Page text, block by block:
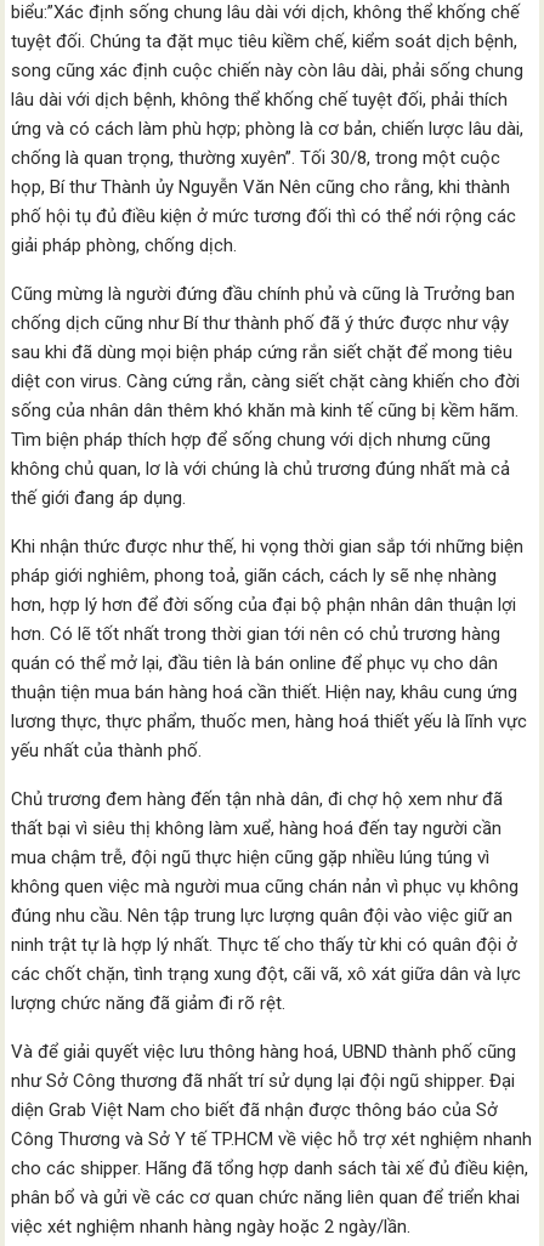
biểu:”Xác định sống chung lâu dài với dịch, không thể khống chế
tuyệt đối. Chúng ta đặt mục tiêu kiềm chế, kiểm soát dịch bệnh,
song cũng xác định cuộc chiến này còn lâu dài, phải sống chung
lâu dài với dịch bệnh, không thể khống chế tuyệt đối, phải thích
ứng và có cách làm phù hợp; phòng là cơ bản, chiến lược lâu dài,
chống là quan trọng, thường xuyên”. Tối 30/8, trong một cuộc
họp, Bí thư Thành ủy Nguyễn Văn Nên cũng cho rằng, khi thành
phố hội tụ đủ điều kiện ở mức tương đối thì có thể nới rộng các
giải pháp phòng, chống dịch.
Cũng mừng là người đứng đầu chính phủ và cũng là Trưởng ban
chống dịch cũng như Bí thư thành phố đã ý thức được như vậy
sau khi đã dùng mọi biện pháp cứng rắn siết chặt để mong tiêu
diệt con virus. Càng cứng rắn, càng siết chặt càng khiến cho đời
sống của nhân dân thêm khó khăn mà kinh tế cũng bị kềm hãm.
Tìm biện pháp thích hợp để sống chung với dịch nhưng cũng
không chủ quan, lơ là với chúng là chủ trương đúng nhất mà cả
thế giới đang áp dụng.
Khi nhận thức được như thế, hi vọng thời gian sắp tới những biện
pháp giới nghiêm, phong toả, giãn cách, cách ly sẽ nhẹ nhàng
hơn, hợp lý hơn để đời sống của đại bộ phận nhân dân thuận lợi
hơn. Có lẽ tốt nhất trong thời gian tới nên có chủ trương hàng
quán có thể mở lại, đầu tiên là bán online để phục vụ cho dân
thuận tiện mua bán hàng hoá cần thiết. Hiện nay, khâu cung ứng
lương thực, thực phẩm, thuốc men, hàng hoá thiết yếu là lĩnh vực
yếu nhất của thành phố.
Chủ trương đem hàng đến tận nhà dân, đi chợ hộ xem như đã
thất bại vì siêu thị không làm xuể, hàng hoá đến tay người cần
mua chậm trễ, đội ngũ thực hiện cũng gặp nhiều lúng túng vì
không quen việc mà người mua cũng chán nản vì phục vụ không
đúng nhu cầu. Nên tập trung lực lượng quân đội vào việc giữ an
ninh trật tự là hợp lý nhất. Thực tế cho thấy từ khi có quân đội ở
các chốt chặn, tình trạng xung đột, cãi vã, xô xát giữa dân và lực
lượng chức năng đã giảm đi rõ rệt.
Và để giải quyết việc lưu thông hàng hoá, UBND thành phố cũng
như Sở Công thương đã nhất trí sử dụng lại đội ngũ shipper. Đại
diện Grab Việt Nam cho biết đã nhận được thông báo của Sở
Công Thương và Sở Y tế TP.HCM về việc hỗ trợ xét nghiệm nhanh
cho các shipper. Hãng đã tổng hợp danh sách tài xế đủ điều kiện,
phân bổ và gửi về các cơ quan chức năng liên quan để triển khai
việc xét nghiệm nhanh hàng ngày hoặc 2 ngày/lần.